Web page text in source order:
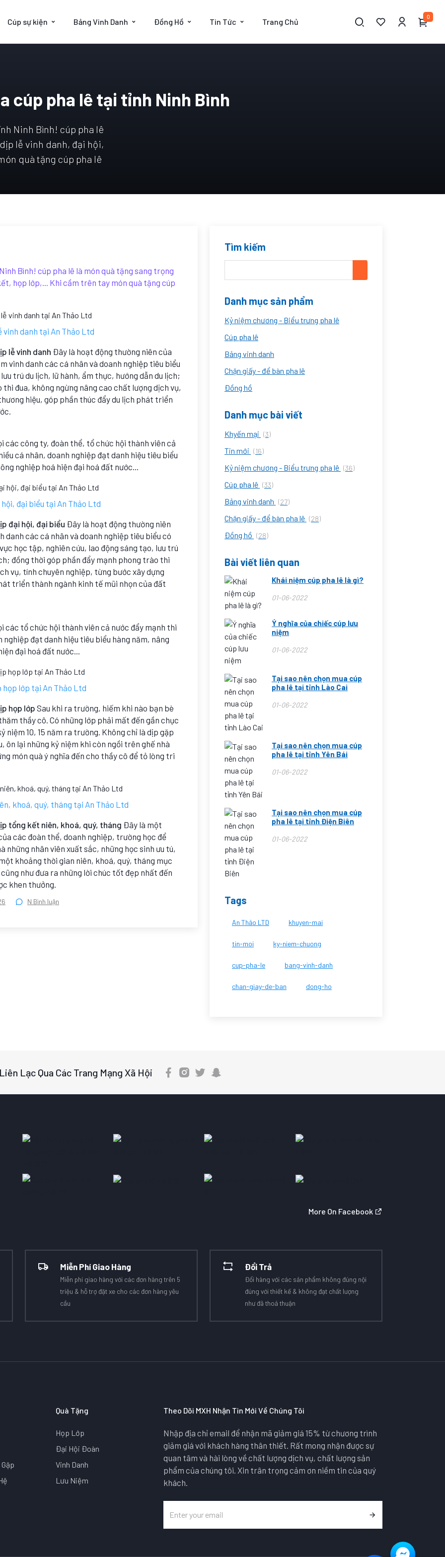
Cúp sự kiện Bảng Vinh Danh Đồng Hồ Tin Tức Trang Chủ
0
cúp pha lê tại tỉnh Ninh Bình
Ninh Bình! cúp pha lê
lễ vinh danh, đại hội,
quà tặng cúp pha lê
Bình! cúp pha lê là món quà tặng sang trọng
họp lớp,... Khi cầm trên tay món quà tặng cúp
vinh danh tại An Thảo Ltd
lễ vinh danh Đây là hoạt động thường niên của
vinh danh các cá nhân và doanh nghiệp tiêu biểu
trú du lịch, lữ hành, ẩm thực, hướng dẫn du lịch;
đua, không ngừng nâng cao chất lượng dịch vụ,
hiệu, góp phần thúc đẩy du lịch phát triển
các công ty, đoàn thể, tổ chức hội thành viên cả
cá nhân, doanh nghiệp đạt danh hiệu tiêu biểu
nghiệp hoá hiện đại hoá đất nước...
đại biểu tại An Thảo Ltd
đại hội, đại biểu Đây là hoạt động thường niên
danh các cá nhân và doanh nghiệp tiêu biểu có
học tập, nghiên cứu, lao động sáng tạo, lưu trú
đồng thời góp phần đẩy mạnh phong trào thi
vụ, tính chuyên nghiệp, từng bước xây dựng
triển thành ngành kinh tế mũi nhọn của đất
các tổ chức hội thành viên cả nước đẩy mạnh thi
nghiệp đạt danh hiệu tiêu biểu hàng năm, nâng
đại hoá đất nước...
họp lớp tại An Thảo Ltd
họp lớp Sau khi ra trường, hiếm khi nào bạn bè
thầy cô. Có những lớp phải mất đến gần chục
10, 15 năm ra trường. Không chỉ là dịp gặp
ôn lại những kỷ niệm khi còn ngồi trên ghế nhà
món quà ý nghĩa đến cho thầy cô để tỏ lòng tri
khoá, quý, tháng tại An Thảo Ltd
tổng kết niên, khoá, quý, tháng Đây là một
các đoàn thể, doanh nghiệp, trường học để
nhân viên xuất sắc, những học sinh ưu tú,
khoảng thời gian niên, khoá, quý, tháng mục
như đưa ra những lời chúc tốt đẹp nhất đến
khen thưởng.
N Bình luận
Tìm kiếm
Danh mục sản phẩm
Kỷ niệm chương - Biểu trưng pha lê
Cúp pha lê
Bảng vinh danh
Chặn giấy - để bàn pha lê
Đồng hồ
Danh mục bài viết
Khyến mại (3)
Tin mới (16)
Kỷ niệm chương - Biểu trưng pha lê (36)
Cúp pha lê (33)
Bảng vinh danh (27)
Chặn giấy - để bàn pha lê (28)
Đồng hồ (28)
Bài viết liên quan
Khái niệm cúp pha lê là gì?
01-06-2022
Ý nghĩa của chiếc cúp lưu
niệm
01-06-2022
Tại sao nên chọn mua cúp
pha lê tại tỉnh Lào Cai
01-06-2022
Tại sao nên chọn mua cúp
pha lê tại tỉnh Yên Bái
01-06-2022
Tại sao nên chọn mua cúp
pha lê tại tỉnh Điện Biên
01-06-2022
Tags
An Thảo LTD khuyen-mai
tin-moi ky-niem-chuong
cup-pha-le bang-vinh-danh
chan-giay-de-ban dong-ho
Liên Lạc Qua Các Trang Mạng Xã Hội
More On Facebook
Miễn Phí Giao Hàng
Miễn phí giao hàng với các đơn hàng trên 5
triệu & hỗ trợ đặt xe cho các đơn hàng yêu
cầu
Đổi Trả
Đổi hàng với các sản phẩm không đúng nội
đúng với thiết kế & không đạt chất lượng
như đã thoả thuận
Quà Tặng
Họp Lớp
Đại Hội Đoàn
Vinh Danh
Lưu Niệm
Theo Dõi MXH Nhận Tin Mới Về Chúng Tôi
Nhập địa chỉ email để nhận mã giảm giá 15% từ chương trình
giảm giá với khách hàng thân thiết. Rất mong nhận được sự
quan tâm và hài lòng về chất lượng dịch vụ, chất lượng sản
phẩm của chúng tôi. Xin trân trọng cảm ơn niềm tin của quý
khách.